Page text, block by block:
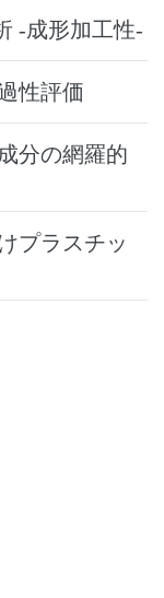
-成形加工性-
性評価
分の網羅的
プラスチッ